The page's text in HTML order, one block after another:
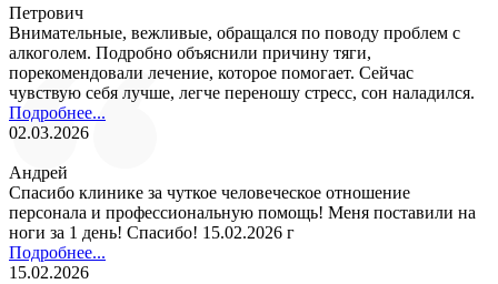
Петрович
Внимательные, вежливые, обращался по поводу проблем с
алкоголем. Подробно объяснили причину тяги,
порекомендовали лечение, которое помогает. Сейчас
чувствую себя лучше, легче переношу стресс, сон наладился.
Подробнее...
02.03.2026
Андрей
Спасибо клинике за чуткое человеческое отношение
персонала и профессиональную помощь! Меня поставили на
ноги за 1 день! Спасибо! 15.02.2026 г
Подробнее...
15.02.2026